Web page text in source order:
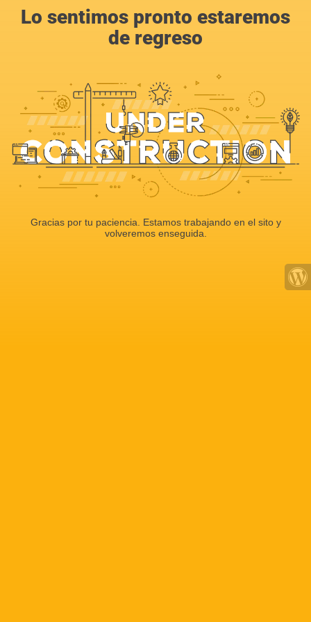
Lo sentimos pronto estaremos
de regreso
Gracias por tu paciencia. Estamos trabajando en el sito y
volveremos enseguida.